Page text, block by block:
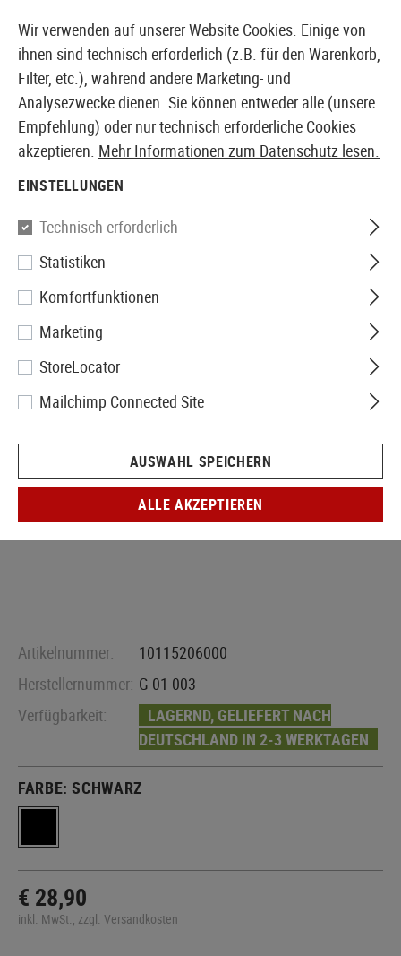
EUROPÄISCHER AIRSOFT SHOP & GROßHÄNDLER
G&G
SOCOM Silencer Large CW
Artikelnummer:
10115206000
Herstellernummer: G-01-003
Verfügbarkeit:
LAGERND, GELIEFERT NACH
DEUTSCHLAND IN 2-3 WERKTAGEN
FARBE:SCHWARZ
€ 28,90
inkl. MwSt., zzgl. Versandkosten
Wir verwenden auf unserer Website Cookies. Einige von
ihnen sind technisch erforderlich (z.B. für den Warenkorb,
Filter, etc.), während andere Marketing- und
Analysezwecke dienen. Sie können entweder alle (unsere
Empfehlung) oder nur technisch erforderliche Cookies
akzeptieren. Mehr Informationen zum Datenschutz lesen.
EINSTELLUNGEN
Technisch erforderlich
Statistiken
Komfortfunktionen
Marketing
StoreLocator
Mailchimp Connected Site
AUSWAHL SPEICHERN
ALLE AKZEPTIEREN